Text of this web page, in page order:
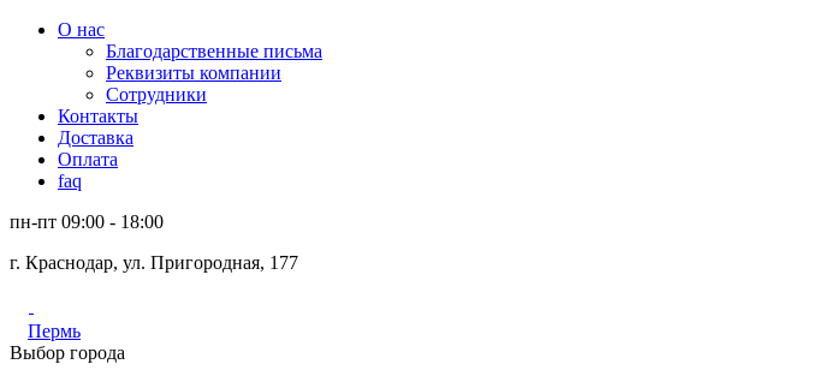
О нас
Благодарственные письма
Реквизиты компании
Сотрудники
Контакты
Доставка
Оплата
faq
пн-пт 09:00 - 18:00
г. Краснодар, ул. Пригородная, 177
Пермь
Выбор города